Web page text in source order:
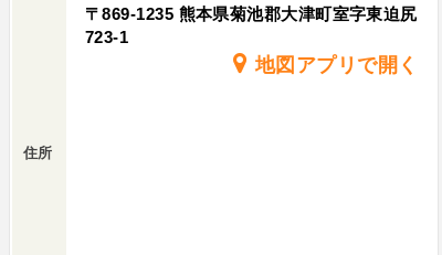
住所
〒869-1235 熊本県菊池郡大津町室字東迫尻
723-1
地図アプリで開く